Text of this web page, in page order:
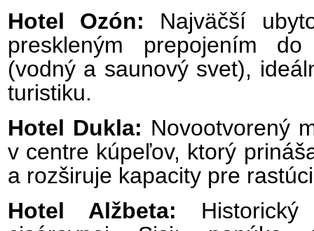
Hotel Ozón: Najväčší
preskleným prepojením
(vodný a saunový svet),
turistiku.
Hotel Dukla: Novootvorený
v centre kúpeľov, ktorý
a rozširuje kapacity pre
Hotel Alžbeta: